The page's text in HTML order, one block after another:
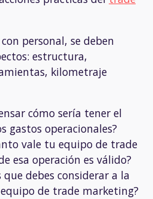
personal, se deben
estructura,
kilometraje
cómo sería tener el
gastos operacionales?
vale tu equipo de trade
esa operación es válido?
que debes considerar a la
de trade marketing?